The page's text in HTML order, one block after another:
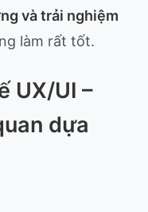
và trải nghiệm
làm rất tốt.
UX/UI –
dựa